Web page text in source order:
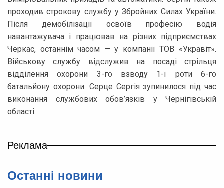
проходив строкову службу у Збройних Силах України.
Після демобілізації освоїв професію водія
навантажувача і працював на різних підприємствах
Черкас, останнім часом — у компанії ТОВ «Укравіт».
Військову службу відслужив на посаді стрільця
відділення охорони 3-го взводу 1-ї роти 6-го
батальйону охорони. Серце Сергія зупинилося під час
виконання службових обов’язків у Чернігівській
області.
Реклама
Останні новини